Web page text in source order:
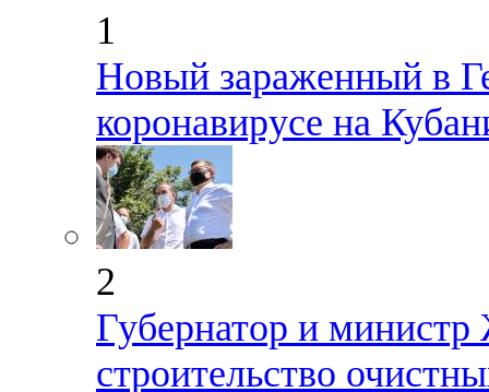
1
Новый зараженный в
коронавирусе на
2
Губернатор и
строительство